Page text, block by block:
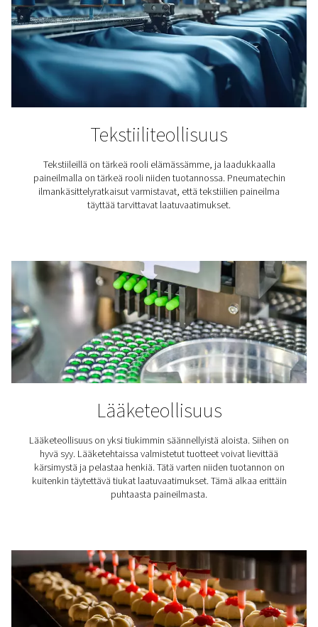
Laitteiden suojaaminen alavirtaan
Kosteus voi aiheuttaa korroosiota, ruostetta ja
paineilmatyökaluissa ja -koneissa.
ilmankuivain voi vähentää näitä riskejä merkittävästi ja
laitteiden pidemmän käyttöiän.
Lopputuotteiden laadun varmistaminen
Lääke-, elintarvike- ja elektroniikkateollisuudessa
kosteusmäärä voi heikentää tuotteiden laatua.
maaliruiskutuksessa kosteus voi aiheuttaa vikoja
pintakäsittelyyn.
lopputuotteen laadun.
Oikea PDP ja kuivain
käyttökohteeseesi
Painekastepistettä (PDP)
käytetään määrittämään
vesipitoisuus. Pohjimmiltaan se on lämpötila, jossa
vähäiseen kosteuteen.
Ilmanlaatustandardien
täyttäminen
Ilmajärjestelmän luotettavuuden ja eheyden